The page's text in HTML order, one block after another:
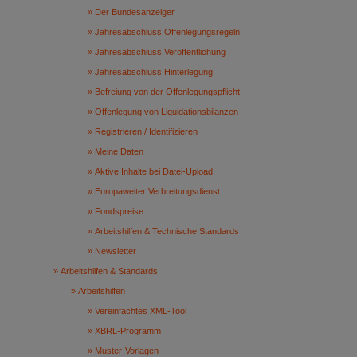
Der Bundesanzeiger
Jahresabschluss Offenlegungsregeln
Jahresabschluss Veröffentlichung
Jahresabschluss Hinterlegung
Befreiung von der Offenlegungspflicht
Offenlegung von Liquidationsbilanzen
Registrieren / Identifizieren
Meine Daten
Aktive Inhalte bei Datei-Upload
Europaweiter Verbreitungsdienst
Fondspreise
Arbeitshilfen & Technische Standards
Newsletter
Arbeitshilfen & Standards
Arbeitshilfen
Vereinfachtes XML-Tool
XBRL-Programm
Muster-Vorlagen